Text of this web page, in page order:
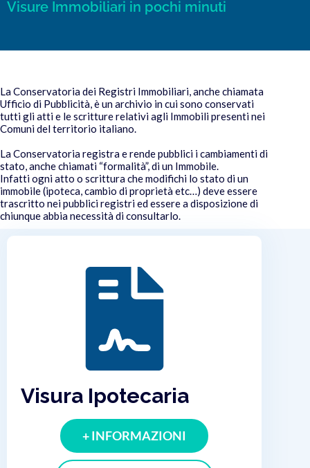
Visure Immobiliari in pochi minuti
La Conservatoria dei Registri Immobiliari, anche chiamata
Ufficio di Pubblicità, è un archivio in cui sono conservati
tutti gli atti e le scritture relativi agli Immobili presenti nei
Comuni del territorio italiano.
La Conservatoria registra e rendepubblici i cambiamenti di
stato, anche chiamati “formalità”, di un Immobile.
Infatti ogni atto o scrittura che modifichi lo stato di un
immobile (ipoteca, cambio di proprietà etc…) deve essere
trascritto nei pubblici registri ed essere a disposizione di
chiunque abbia necessità di consultarlo.
Visura Ipotecaria
+ INFORMAZIONI